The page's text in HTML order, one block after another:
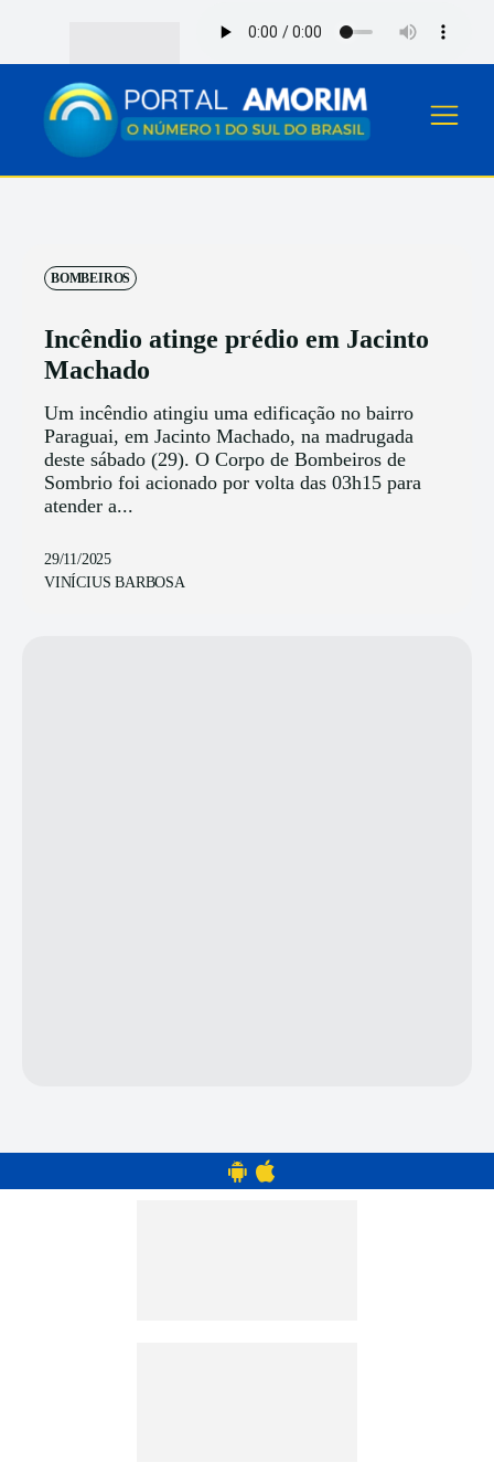
BOMBEIROS
Incêndio atinge prédio em Jacinto
Machado
Um incêndio atingiu uma edificação no bairro
Paraguai, em Jacinto Machado, na madrugada
deste sábado (29). O Corpo de Bombeiros de
Sombrio foi acionado por volta das 03h15 para
atender a...
29/11/2025
VINÍCIUS BARBOSA